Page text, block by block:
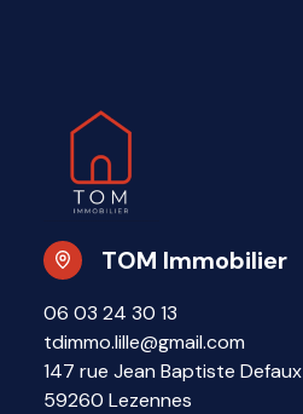
TOM Immobilier
06 03 24 30 13
tdimmo.lille@gmail.com
147 rue Jean Baptiste Defaux
59260 Lezennes